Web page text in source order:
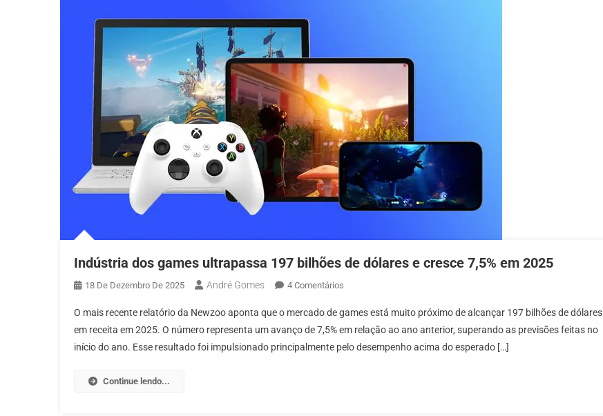
Indústria dos games ultrapassa 197 bilhões de dólares e cresce 7,5% em 2025
18 De Dezembro De 2025 André Gomes 4 Comentários
Dos
Games
Ultrapassa
O mais recente relatório da Newzoo aponta que o mercado de games está muito próximo de alcançar 197 bilhões de dólares
em receita em 2025. O número representa um avanço de 7,5% em relação ao ano anterior, superando as previsões feitas no
início do ano. Esse resultado foi impulsionado principalmente pelo desempenho acima do esperado […]
Continue lendo...